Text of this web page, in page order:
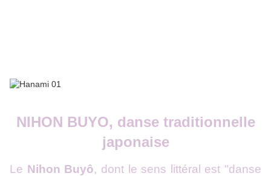
NIHON BUYO, danse traditionnelle
japonaise
Le Nihon Buyô, dont le sens littéral est "danse